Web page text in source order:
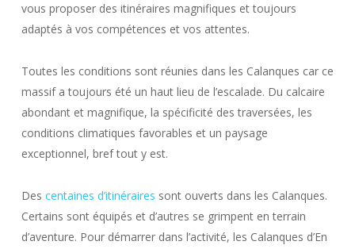
vous proposer des itinéraires magnifiques et toujours
adaptés à vos compétences et vos attentes.
Toutes les conditions sont réunies dans les Calanques car ce
massif a toujours été un haut lieu de l’escalade. Du calcaire
abondant et magnifique, la spécificité des traversées, les
conditions climatiques favorables et un paysage
exceptionnel, bref tout y est.
Des centaines d’itinéraires sont ouverts dans les Calanques.
Certains sont équipés et d’autres se grimpent en terrain
d’aventure. Pour démarrer dans l’activité, les Calanques d’En